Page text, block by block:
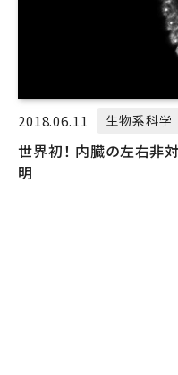
2018.06.11 生物系科学
世界初！ 内臓の左右非
明